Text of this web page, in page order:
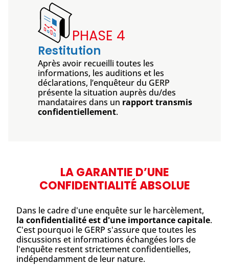
PHASE 4
Restitution
Après avoir recueilli toutes les
informations, les auditions et les
déclarations, l’enquêteur du GERP
présente la situation auprès du/des
mandataires dans un rapport transmis
confidentiellement.
LA GARANTIE D’UNE
CONFIDENTIALITÉ ABSOLUE
Dans le cadre d'une enquête sur le harcèlement,
la confidentialité est d'une importance capitale.
C'est pourquoi le GERP s'assure que toutes les
discussions et informations échangées lors de
l'enquête restent strictement confidentielles,
indépendamment de leur nature.